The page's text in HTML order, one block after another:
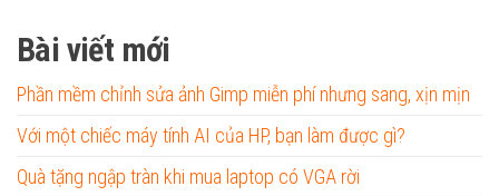
Bài viết mới
Phần mềm chỉnh sửa ảnh Gimp miễn phí nhưng sang, xịn mịn
Với một chiếc máy tính AI của HP, bạn làm được gì?
Quà tặng ngập tràn khi mua laptop có VGA rời